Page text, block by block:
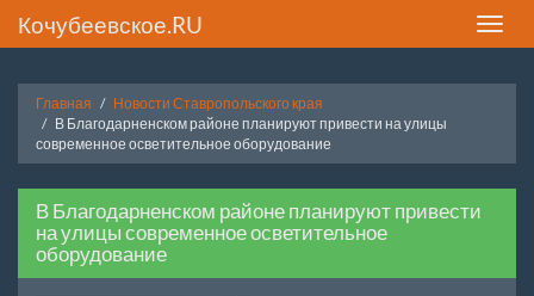
Toggle
Кочубеевское.RU
Главная
Новости Ставропольского края
В Благодарненском районе планируют привести на улицы
современное осветительное оборудование
В Благодарненском районе планируют привести
на улицы современное осветительное
оборудование